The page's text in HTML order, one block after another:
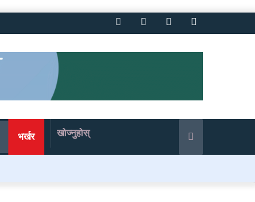
YouTube
Twitter
Facebook
भर्खर